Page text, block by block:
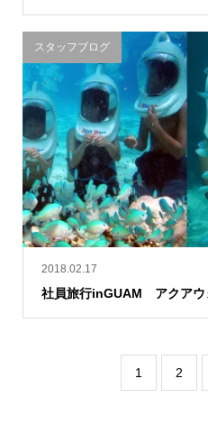
2018.02.17
社員旅行inGUAM アクア
スタッフブログ
1 2